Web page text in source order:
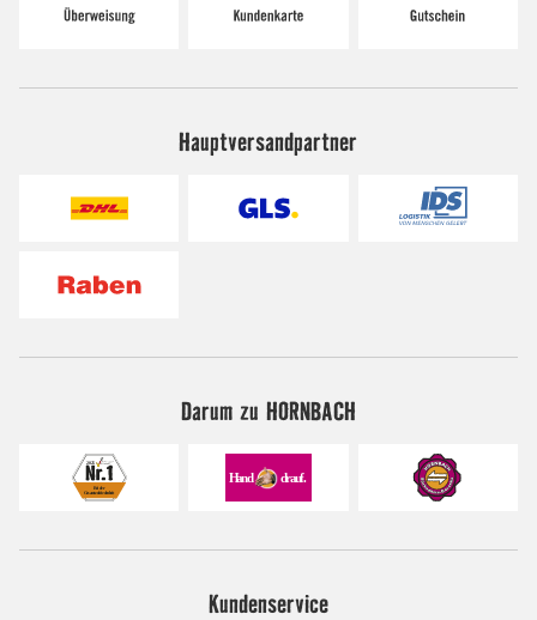
Hauptversandpartner
Darum zu HORNBACH
Kundenservice